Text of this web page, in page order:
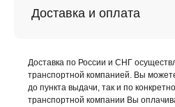
Доставка и оплата
Доставка по России и СНГ
транспортной компанией. Вы можете
до пункта выдачи, так и по
транспортной компании Вы